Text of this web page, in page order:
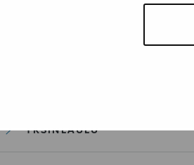
SOITINKOULUT JA OPPAAT
YKSINLAULU